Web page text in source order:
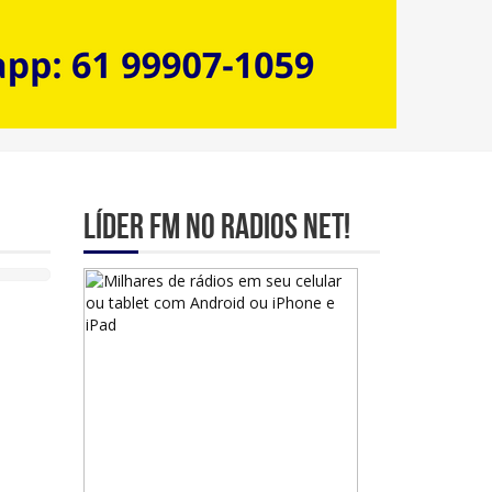
Líder Fm no Radios Net!